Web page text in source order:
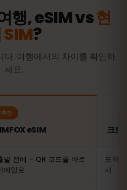
행, eSIM vs현
SIM?
다. 여행에서의 차이를 확인하
세요.
추천
eSIM 크로
발 전에 – QR 코드를 바로
메일로
도착
서